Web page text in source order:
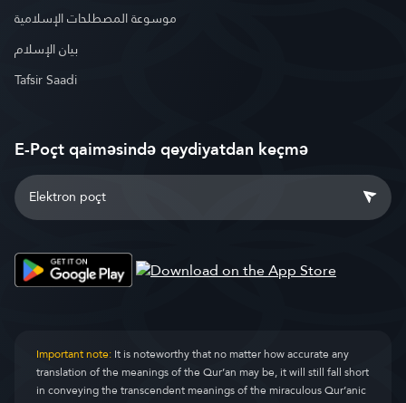
موسوعة المصطلحات الإسلامية
بيان الإسلام
Tafsir Saadi
E-Poçt qaiməsində qeydiyatdan keçmə
Important note:It is noteworthy that no matter how accurate any
translation of the meanings of the Qur’an may be, it will still fall short
in conveying the transcendent meanings of the miraculous Qur’anic